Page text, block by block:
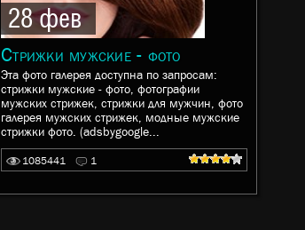
28 фев
Стрижки мужские - фото
Эта фото галерея доступна по запросам:
стрижки мужские - фото, фотографии
мужских стрижек, стрижки для мужчин, фото
галерея мужских стрижек, модные мужские
стрижки фото. (adsbygoogle...
1085441 1